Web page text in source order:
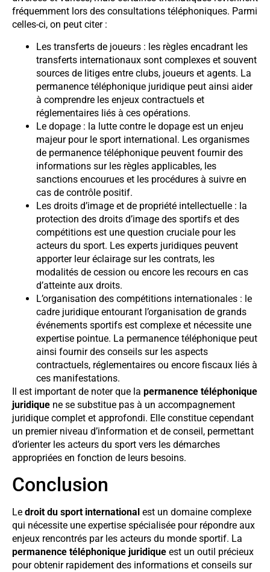
fréquemment lors des consultations téléphoniques. Parmi
celles-ci, on peut citer :
Les transferts de joueurs : les règles encadrant les
transferts internationaux sont complexes et souvent
sources de litiges entre clubs, joueurs et agents. La
permanence téléphonique juridique peut ainsi aider
à comprendre les enjeux contractuels et
réglementaires liés à ces opérations.
Le dopage : la lutte contre le dopage est un enjeu
majeur pour le sport international. Les organismes
de permanence téléphonique peuvent fournir des
informations sur les règles applicables, les
sanctions encourues et les procédures à suivre en
cas de contrôle positif.
Les droits d’image et de propriété intellectuelle : la
protection des droits d’image des sportifs et des
compétitions est une question cruciale pour les
acteurs du sport. Les experts juridiques peuvent
apporter leur éclairage sur les contrats, les
modalités de cession ou encore les recours en cas
d’atteinte aux droits.
L’organisation des compétitions internationales : le
cadre juridique entourant l’organisation de grands
événements sportifs est complexe et nécessite une
expertise pointue. La permanence téléphonique peut
ainsi fournir des conseils sur les aspects
contractuels, réglementaires ou encore fiscaux liés à
ces manifestations.
Il est important de noter que la permanence téléphonique
juridique ne se substitue pas à un accompagnement
juridique complet et approfondi. Elle constitue cependant
un premier niveau d’information et de conseil, permettant
d’orienter les acteurs du sport vers les démarches
appropriées en fonction de leurs besoins.
Conclusion
Le droit du sport international est un domaine complexe
qui nécessite une expertise spécialisée pour répondre aux
enjeux rencontrés par les acteurs du monde sportif. La
permanence téléphonique juridique est un outil précieux
pour obtenir rapidement des informations et conseils sur